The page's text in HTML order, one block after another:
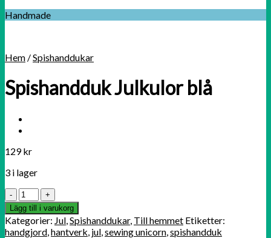
Handmade
Hem /Spishanddukar
Spishandduk Julkulor blå
129kr
3 i lager
Spishandduk
Julkulor
blå
mängd
Lägg till i varukorg
Kategorier: Jul,Spishanddukar, Till hemmet Etiketter:
handgjord,hantverk, jul,sewing unicorn,spishandduk